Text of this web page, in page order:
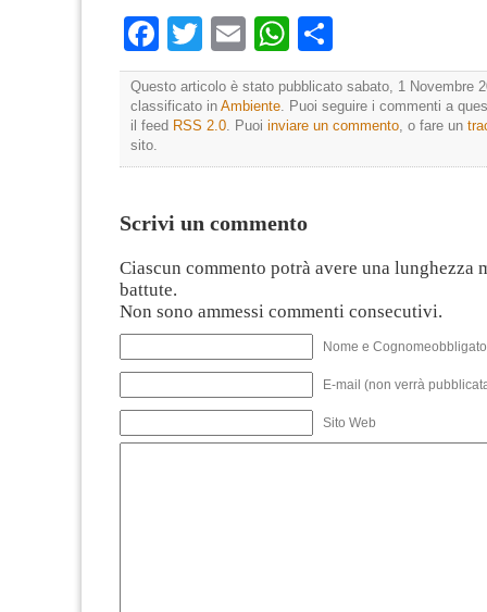
Facebook
TwitterEmailWhatsApp
Questo articolo è stato pubblicato sabato, 1 Novembre
classificato in Ambiente. Puoi seguire i commenti a
il feed RSS 2.0. Puoi inviare un commento, o fare un
sito.
Scrivi un commento
Ciascun commento potrà avere una lunghezza
battute.
Non sono ammessi commenti consecutivi.
Nome e
E-mail (non verrà
Sito Web